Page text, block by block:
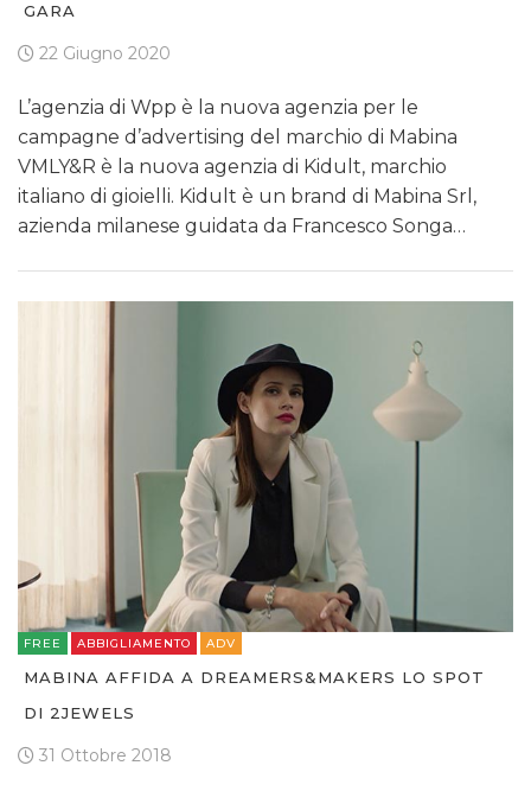
GARA
22 Giugno 2020
L’agenzia di Wpp è la nuova agenzia per le
campagne d’advertising del marchio di Mabina
VMLY&R è la nuova agenzia di Kidult, marchio
italiano di gioielli. Kidult è un brand di Mabina Srl,
azienda milanese guidata da Francesco Songa…
FREE ABBIGLIAMENTO ADV
MABINA AFFIDA A DREAMERS&MAKERS LO SPOT
DI 2JEWELS
31 Ottobre 2018